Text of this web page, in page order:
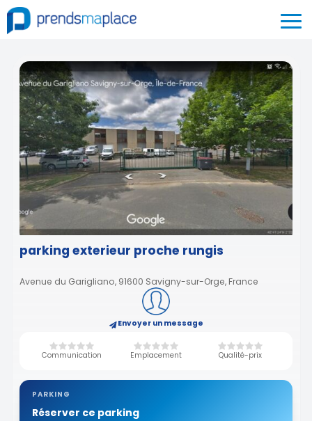
parking exterieur proche rungis
Avenue du Garigliano, 91600 Savigny-sur-Orge, France
Envoyer un message
Communication Emplacement Qualité-prix
PARKING
Réserver ce parking